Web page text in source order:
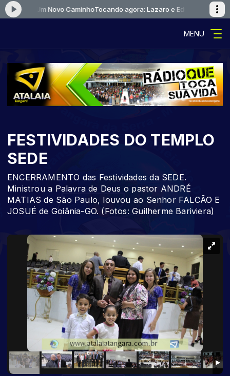
Um Novo CaminhoTocando agora: Lazaro e Eduardo Um Novo
MENU
FESTIVIDADES DO TEMPLO
SEDE
ENCERRAMENTO das Festividades da SEDE.
Ministrou a Palavra de Deus o pastor ANDRÉ
MATIAS de São Paulo, louvou ao Senhor FALCÃO E
JOSUÉ de Goiânia-GO. (Fotos: Guilherme Bariviera)